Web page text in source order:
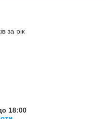
за рік
18:00